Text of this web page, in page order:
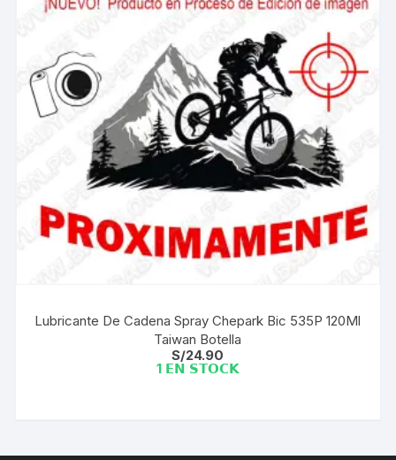
Lubricante De Cadena Spray Chepark Bic 535P 120Ml
Taiwan Botella
S/24.90
1 𝗘𝗡 𝗦𝗧𝗢𝗖𝗞